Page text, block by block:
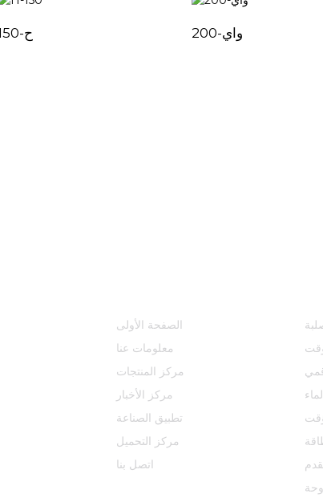
ح-150 واي-200
الصفحة الأولى
معلومات عنا
مركز المنتجات
مركز الأخبار
تطبيق الصناعة
مركز التحميل
اتصل بنا